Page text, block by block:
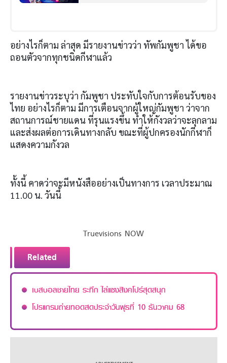
อย่างไรก็ตาม ล่าสุด มีรายงานข่าวว่า ทัพกัมพูชา ได้ขอ
ถอนตัวจากทุกชนิดกีฬาแล้ว
รายงานข่าวระบุว่า กัมพูชา ประทับใจกับการต้อนรับของ
ไทย อย่างไรก็ตาม มีการเตือนจากผู้ใหญ่กัมพูชา ว่าจาก
สถานการณ์ชายแดน ที่รุนแรงขึ้น ทำให้กังวลว่าจะลุกลาม
และส่งผลต่อการเดินทางกลับ ขณะที่ผู้ปกครองนักกีฬาก็
แสดงความกังวล
ทั้งนี้ คาดว่าจะมีหนังสืออย่างเป็นทางการ เวลาประมาณ
11.00 น. วันนี้
Truevisions NOW
Related
เบสบอลชายไทย ระทึก ไล่แซงสิงคโปร์สุดสนุก
โปรแกรมถ่ายทอดสดประจำวันพุธที่ 10 ธันวาคม 68